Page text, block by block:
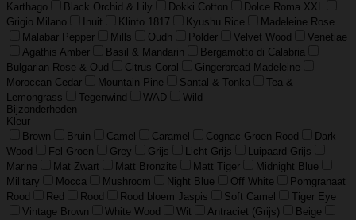
Karthago
Black Orchid & Lily Dokki Cotton
Dolce Roma XXL
Grigio Milano
Inuit Klinto 1817 Kyushu Rice
Madeleine Rose
Malabar Pepper
Mills Oudh Polder Velvet Wood
Venetiae
Agathis Amber
Basil & Mandarin
Bergamotto di Calabria
Bulgarian Rose & Oud
Citrus Coral
Gingerbread Madeleine
Moroccan Cedar
Mountain Pine Santal & Tonka
Tea &
Lemongrass
Tegenwind WAD
Wild
Bijzonderheden
Kleur
Brown
Bruin Camel Caramel Cognac-Groen-Rood
Dark
Wood
Fel Groen Grey Grijs Licht Grijs
Luipaard Grijs
Marine
Mat Zwart Matt Bronzite Matt Tiger
Midnight Blue
Military
Mocca Mushroom Night Blue Off White
Pomgranaat
Rood
Red Rood Rood bloem Jaspis Soft Camel
Tiger Eye
Vintage Brown
White Wood Wit Antraciet (Grijs)
Beige